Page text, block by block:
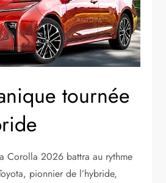
tournée
Corolla 2026 battra au rythme
pionnier de l’hybride,